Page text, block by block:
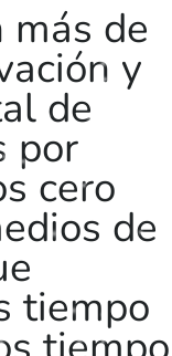
más de
y
de
por
cero
de
tiempo